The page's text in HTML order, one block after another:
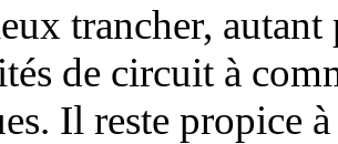
trancher, autant
de circuit à
Il reste propice